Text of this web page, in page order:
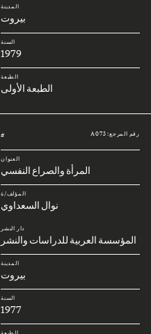
المدينة
بيروت
السنة
1979
الطبعة
الطبعة الأولى
رقم المرجع: A073 #
العنوان
المرأة والصراع النفسي
المؤلف/ة
نوال السعداوي
دار النشر
المؤسسة العربية للدراسات والنشر
المدينة
بيروت
السنة
1977